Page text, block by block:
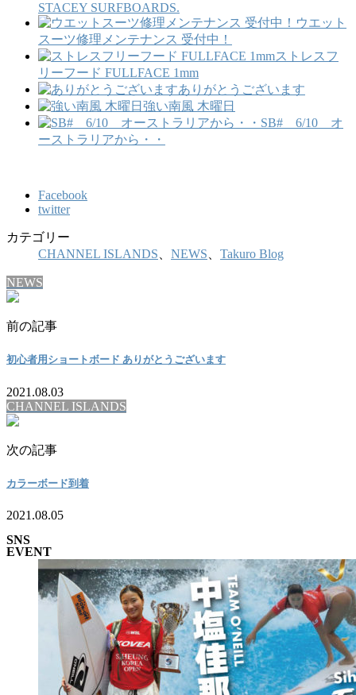
STACEY SURFBOARDS.
ウエット
スーツ修理メンテナンス 受付中！
ストレスフ
リーフード FULLFACE 1mm
ありがとうございます
強い南風 木曜日
SB# 6/10 オ
ーストラリアから・・
Facebook
twitter
カテゴリー
CHANNEL ISLANDS
NEWS Takuro Blog
NEWS
前の記事
初心者用ショートボード ありがとうございます
2021.08.03
CHANNEL ISLANDS
次の記事
カラーボード到着
2021.08.05
SNS
EVENT